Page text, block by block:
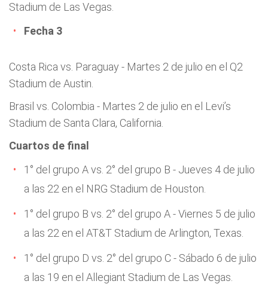
Stadium de Las Vegas.
Fecha 3
Costa Rica vs. Paraguay - Martes 2 de julio en el Q2
Stadium de Austin.
Brasil vs. Colombia - Martes 2 de julio en el Levi’s
Stadium de Santa Clara, California.
Cuartos de final
1° del grupo A vs. 2° del grupo B - Jueves 4 de julio
a las 22 en el NRG Stadium de Houston.
1° del grupo B vs. 2° del grupo A - Viernes 5 de julio
a las 22 en el AT&T Stadium de Arlington, Texas.
1° del grupo D vs. 2° del grupo C - Sábado 6 de julio
a las 19 en el Allegiant Stadium de Las Vegas.